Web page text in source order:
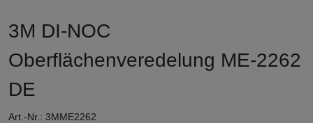
3M DI-NOC
Oberflächenveredelung ME-2262
DE
Art.-Nr.: 3MME2262